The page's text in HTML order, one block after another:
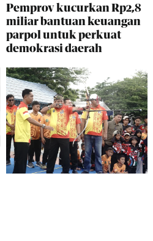
Pemprov kucurkan Rp2,8
miliar bantuan keuangan
parpol untuk perkuat
demokrasi daerah